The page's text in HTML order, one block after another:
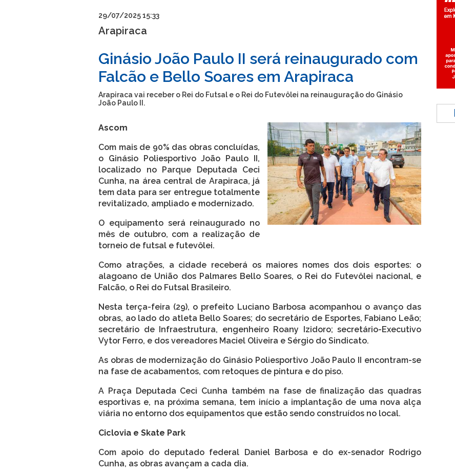
29/07/2025 15:33
Arapiraca
Ginásio João Paulo II será reinaugurado com
Falcão e Bello Soares em Arapiraca
Arapiraca vai receber o Rei do Futsal e o Rei do Futevôlei na reinauguração do Ginásio
João Paulo II.
Ascom
Com mais de 90% das obras concluídas,
o Ginásio Poliesportivo João Paulo II,
localizado no Parque Deputada Ceci
Cunha, na área central de Arapiraca, já
tem data para ser entregue totalmente
revitalizado, ampliado e modernizado.
O equipamento será reinaugurado no
mês de outubro, com a realização de
torneio de futsal e futevôlei.
Como atrações, a cidade receberá os maiores nomes dos dois esportes: o
alagoano de União dos Palmares Bello Soares, o Rei do Futevôlei nacional, e
Falcão, o Rei do Futsal Brasileiro.
Nesta terça-feira (29), o prefeito Luciano Barbosa acompanhou o avanço das
obras, ao lado do atleta Bello Soares; do secretário de Esportes, Fabiano Leão;
secretário de Infraestrutura, engenheiro Roany Izidoro; secretário-Executivo
Vytor Ferro, e dos vereadores Maciel Oliveira e Sérgio do Sindicato.
As obras de modernização do Ginásio Poliesportivo João Paulo II encontram-se
na fase de acabamentos, com retoques de pintura e do piso.
A Praça Deputada Ceci Cunha também na fase de finalização das quadras
esportivas e, na próxima semana, tem início a implantação de uma nova alça
viária no entorno dos equipamentos que estão sendo construídos no local.
Ciclovia e Skate Park
Com apoio do deputado federal Daniel Barbosa e do ex-senador Rodrigo
Cunha, as obras avançam a cada dia.